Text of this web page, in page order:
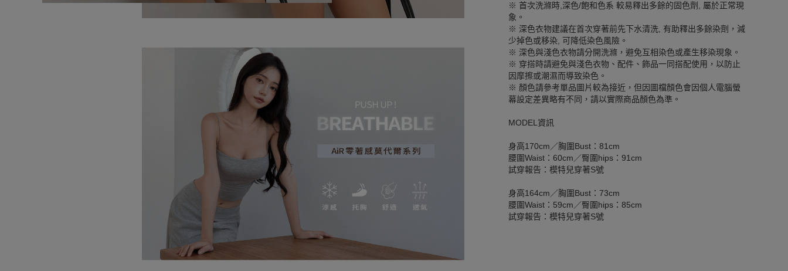
※ 首次洗滌時,深色/飽和色系 較易釋出多餘的固色劑, 屬於正常現
象。
※ 深色衣物建議在首次穿著前先下水清洗, 有助釋出多餘染劑，減
少掉色或移染, 可降低染色風險。
※ 深色與淺色衣物請分開洗滌，避免互相染色或產生移染現象。
※ 穿搭時請避免與淺色衣物、配件、飾品一同搭配使用，以防止
因摩擦或潮濕而導致染色。
※ 顏色請參考單品圖片較為接近，但因圖檔顏色會因個人電腦螢
幕設定差異略有不同，請以實際商品顏色為準。
MODEL資訊
身高170cm／胸圍Bust：81cm
腰圍Waist：60cm／臀圍hips：91cm
試穿報告：模特兒穿著S號
身高164cm／胸圍Bust：73cm
腰圍Waist：59cm／臀圍hips：85cm
試穿報告：模特兒穿著S號